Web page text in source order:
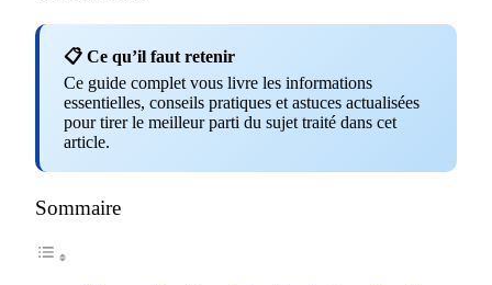
📋 Ce qu’il faut retenir
Ce guide complet vous livre les informations
essentielles, conseils pratiques et astuces actualisées
pour tirer le meilleur parti du sujet traité dans cet
article.
Sommaire